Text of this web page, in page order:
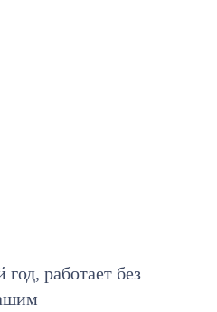
работает без